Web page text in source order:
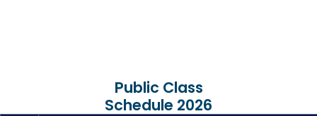
Public Class
Schedule 2026